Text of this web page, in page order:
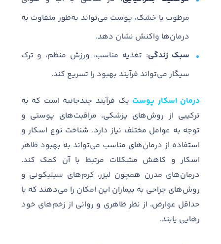
مرطوب یا خشک، پوست می‌تواند به‌طور متفاوت به
درمان‌ها واکنش نشان دهد.
سبک زندگی: تغذیه مناسب، ورزش منظم، و ترک
سیگار می‌تواند فرآیند بهبود را تسریع کند.
درمان اسکار پوست یک فرآیند چندجانبه است که به
ترکیبی از روش‌های پزشکی، مراقبت‌های پوستی و
توجه به عوامل مختلف نیاز دارد. شناخت نوع اسکار و
استفاده از درمان‌های مناسب می‌تواند به بهبود ظاهر
اسکار و کاهش مشکلات مرتبط با آن کمک کند.
درمان‌های مدرن همچون لیزر، کرم‌های سیلیکونی و
روش‌های جراحی به بیماران این امکان را می‌دهند که با
حداقل عوارض، از نظر ظاهری و روانی از زخم‌های خود
رهایی یابند.